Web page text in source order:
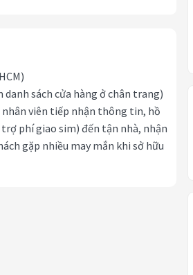
danh sách cửa hàng ở chân trang)
viên tiếp nhận thông tin, hồ
phí giao sim) đến tận nhà, nhận
gặp nhiều may mắn khi sở hữu